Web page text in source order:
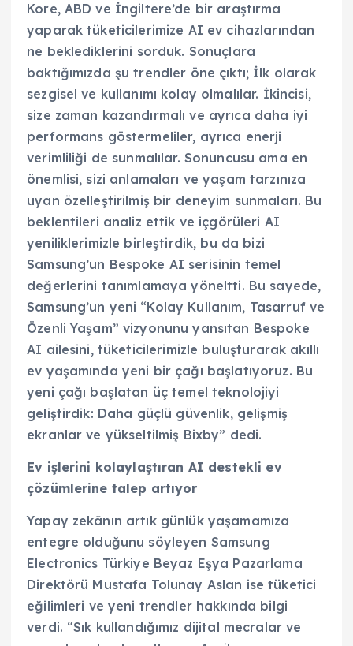
Kore, ABD ve İngiltere’de bir araştırma
yaparak tüketicilerimize AI ev cihazlarından
ne beklediklerini sorduk. Sonuçlara
baktığımızda şu trendler öne çıktı; İlk olarak
sezgisel ve kullanımı kolay olmalılar. İkincisi,
size zaman kazandırmalı ve ayrıca daha iyi
performans göstermeliler, ayrıca enerji
verimliliği de sunmalılar. Sonuncusu ama en
önemlisi, sizi anlamaları ve yaşam tarzınıza
uyan özelleştirilmiş bir deneyim sunmaları. Bu
beklentileri analiz ettik ve içgörüleri AI
yeniliklerimizle birleştirdik, bu da bizi
Samsung’un Bespoke AI serisinin temel
değerlerini tanımlamaya yöneltti. Bu sayede,
Samsung’un yeni “Kolay Kullanım, Tasarruf ve
Özenli Yaşam” vizyonunu yansıtan Bespoke
AI ailesini, tüketicilerimizle buluşturarak akıllı
ev yaşamında yeni bir çağı başlatıyoruz. Bu
yeni çağı başlatan üç temel teknolojiyi
geliştirdik: Daha güçlü güvenlik, gelişmiş
ekranlar ve yükseltilmiş Bixby” dedi.
Ev işlerini kolaylaştıran AI destekli ev
çözümlerine talep artıyor
Yapay zekânın artık günlük yaşamamıza
entegre olduğunu söyleyen Samsung
Electronics Türkiye Beyaz Eşya Pazarlama
Direktörü Mustafa Tolunay Aslan ise tüketici
eğilimleri ve yeni trendler hakkında bilgi
verdi. “Sık kullandığımız dijital mecralar ve